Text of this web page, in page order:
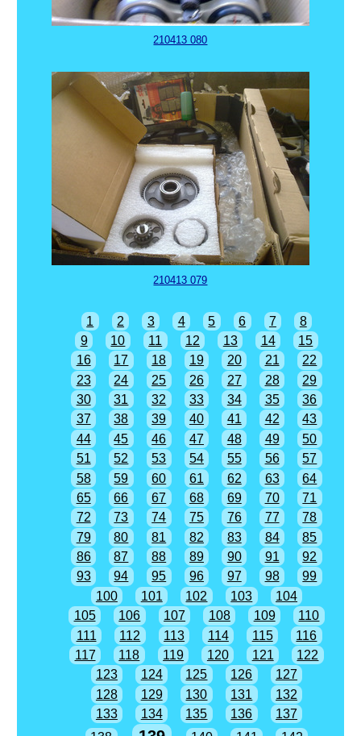
210413 080
210413 079
1 2 3 4 5 6 7
8
9
10 11 12 13 14
15
16
17 18 19 20 21
22
23
24 25 26 27 28
29
30
31 32 33 34 35
36
37
38 39 40 41 42
43
44
45 46 47 48 49
50
51
52 53 54 55 56
57
58
59 60 61 62 63
64
65
66 67 68 69 70
71
72
73 74 75 76 77
78
79
80 81 82 83 84
85
86
87 88 89 90 91
92
93
94 95 96 97 98
99
100
101 102 103
104
105
106 107 108 109
110
111
112 113 114 115
116
117
118 119 120 121
122
123
124 125 126
127
128
129 130 131
132
133
134 135 136
137